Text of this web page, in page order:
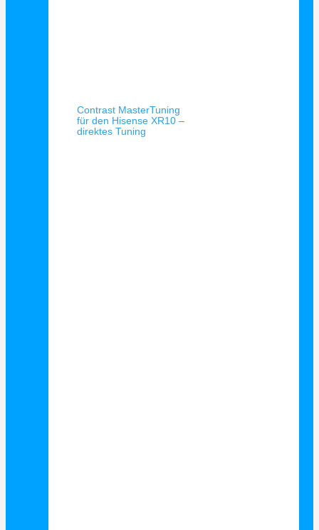
Contrast MasterTuning
für den Hisense XR10 –
direktes Tuning